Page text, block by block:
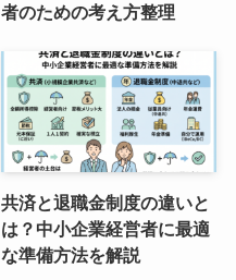
者のための考え方整理
共済と退職金制度の違いと
は？中小企業経営者に最適
な準備方法を解説